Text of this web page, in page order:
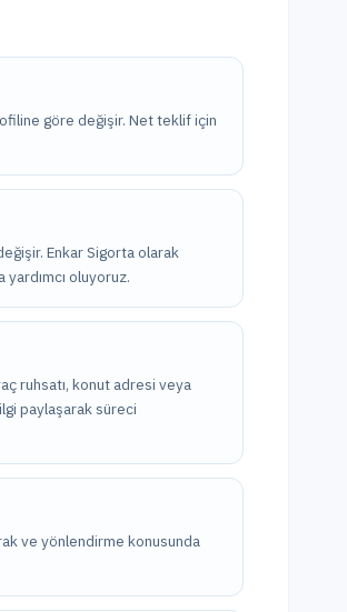
göre değişir. Net teklif için
Enkar Sigorta olarak
oluyoruz.
ruhsatı, konut adresi veya
paylaşarak süreci
ve yönlendirme konusunda